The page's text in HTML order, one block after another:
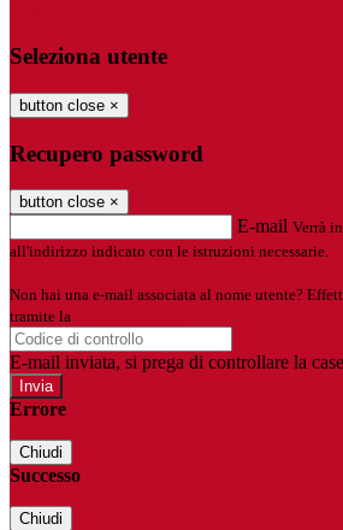
Seleziona utente
button close ×
Recupero password
button close ×
E-mail Verrà
all'indirizzo indicato con le istruzioni necessarie.
Non hai una e-mail associata al nome utente?
tramite la
E-mail inviata, si prega di controllare la
Errore
Chiudi
Successo
Chiudi